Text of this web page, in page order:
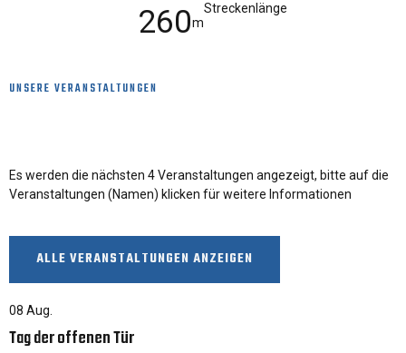
260m
Streckenlänge
UNSERE VERANSTALTUNGEN
Es werden die nächsten 4 Veranstaltungen angezeigt, bitte auf die
Veranstaltungen (Namen) klicken für weitere Informationen
ALLE VERANSTALTUNGEN ANZEIGEN
08 Aug.
Tag der offenen Tür